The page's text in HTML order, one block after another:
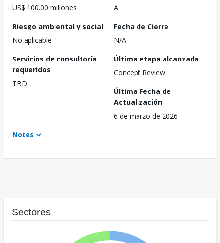
US$ 100.00 millones
A
Riesgo ambiental y social
No aplicable
Fecha de Cierre
N/A
Servicios de consultoría
requeridos
TBD
Última etapa alcanzada
Concept Review
Última Fecha de
Actualización
6 de marzo de 2026
Notes
Sectores